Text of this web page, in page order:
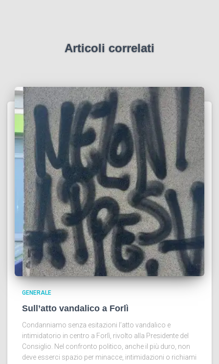
Articoli correlati
GENERALE
Sull’atto vandalico a Forlì
Condanniamo senza esitazioni l’atto vandalico e
intimidatorio in centro a Forlì, rivolto alla Presidente del
Consiglio. Nel confronto politico, anche il più duro, non
deve esserci spazio per minacce, intimidazioni o richiami